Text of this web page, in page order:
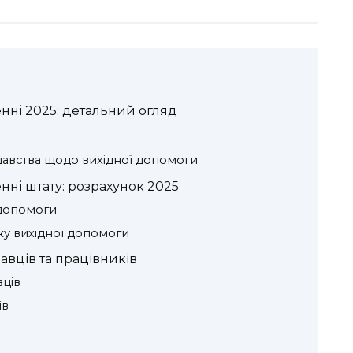
2025: детальний огляд
щодо вихідної допомоги
штату: розрахунок 2025
вихідної допомоги
та працівників